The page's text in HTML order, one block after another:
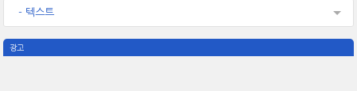
- 텍스트
광고